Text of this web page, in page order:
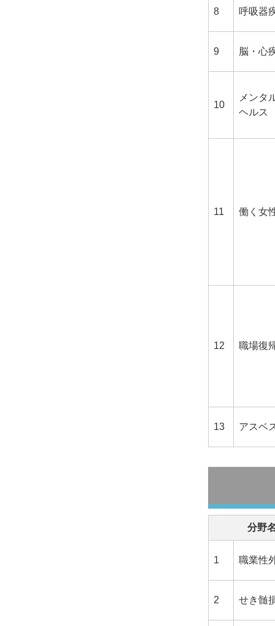
8 呼吸器
9 脳・心
10
メンタ
ヘルス
11 働く女
12 職場復
13 アスベ
分野
1 職業性
2 せき髄